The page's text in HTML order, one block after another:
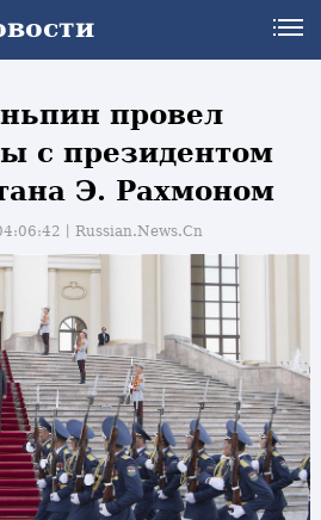
провел
с президентом
Э. Рахмоном
丨Russian.News.Cn